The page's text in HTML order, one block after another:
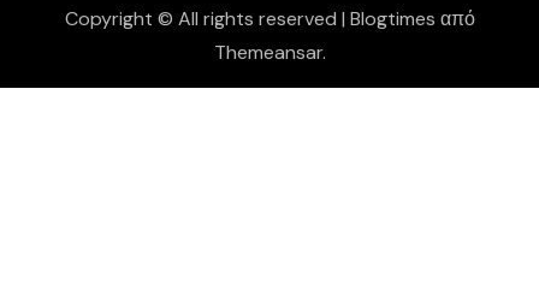
Copyright © All rights reserved | Blogtimes από
Themeansar.